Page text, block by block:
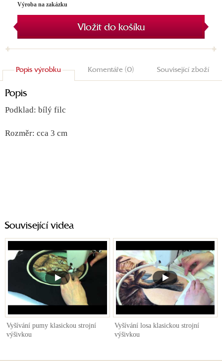
Výroba na zakázku
Vložit do košíku
Popis výrobku Komentáře (0) Související zboží
Popis
Podklad: bílý filc
Rozměr: cca 3 cm
Související videa
Vyšívání pumy klasickou strojní
výšivkou
Vyšívání losa klasickou strojní
výšivkou